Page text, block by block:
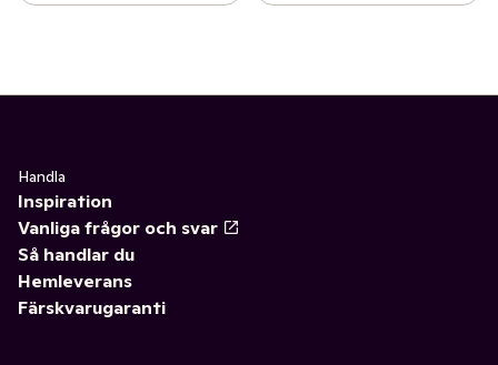
Handla
Inspiration
Vanliga frågor och svar
Så handlar du
Hemleverans
Färskvarugaranti